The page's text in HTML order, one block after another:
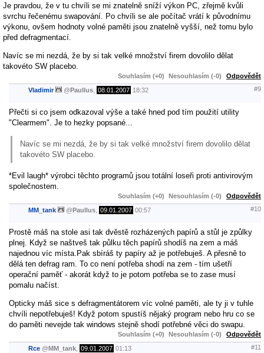
Je pravdou, že v tu chvíli se mi znatelně sníží výkon PC, zřejmě kvůli
svrchu řečenému swapování. Po chvíli se ale počítač vrátí k původnímu
výkonu, ovšem hodnoty volné paměti jsou znatelně vyšší, než tomu bylo
před defragmentací.
Navíc se mi nezdá, že by si tak velké množství firem dovolilo dělat
takovéto SW placebo.
Souhlasím (+0) Nesouhlasím (-0) Odpovědět
Vladimir @Paullus 08.01.2007 18:32 #9
Přečti si co jsem odkazoval výše a také hned pod tím použití utility
"Clearmem". Je to hezky popsané...
Navíc se mi nezdá, že by si tak velké množství firem dovolilo dělat
takovéto SW placebo.
*Evil laugh* výrobci těchto programů jsou totální loseři proti antivirovým
společnostem.
Souhlasím (+0) Nesouhlasím (-0) Odpovědět
MM_tank @Paullus 09.01.2007 00:57 #10
Prostě máš na stole asi tak dvěstě rozházených papírů a stůl je způlky
plnej. Když se naštveš tak půlku těch papírů shodíš na zem a máš
najednou víc místa.Pak sbíráš ty papíry až je potřebuješ. A přesně to
dělá ten defrag ram. To co není potřeba shodí na zem - tím ušetří
operační paměť - akorát když to je potom potřeba se to zase musí
pomalu načíst.
Opticky máš sice s defragmentátorem víc volné paměti, ale ty ji v tuhle
chvíli nepotřebuješ! Když potom spustíš nějaký program nebo hru co se
do paměti nevejde tak windows stejně shodí potřebné věci do swapu.
Souhlasím (+0) Nesouhlasím (-0) Odpovědět
Rce @MM_tank 09.01.2007 01:13 #11